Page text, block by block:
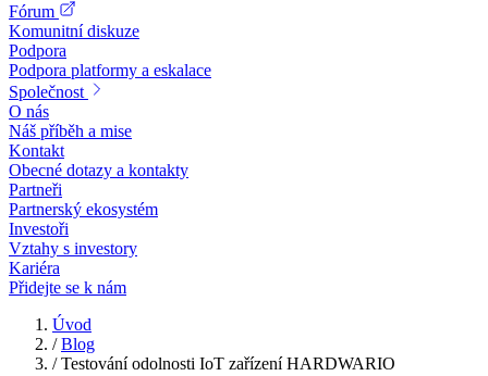
Fórum
Komunitní diskuze
Podpora
Podpora platformy a eskalace
Společnost
O nás
Náš příběh a mise
Kontakt
Obecné dotazy a kontakty
Partneři
Partnerský ekosystém
Investoři
Vztahy s investory
Kariéra
Přidejte se k nám
Úvod
/ Blog
/ Testování odolnosti IoT zařízení HARDWARIO